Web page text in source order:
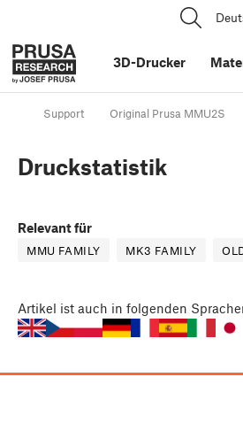
3D-Drucker
Support Original Prusa MMU2S
Druckstatistik
Relevant für
MMU FAMILY MK3 FAMILY
Artikel ist auch in folgenden